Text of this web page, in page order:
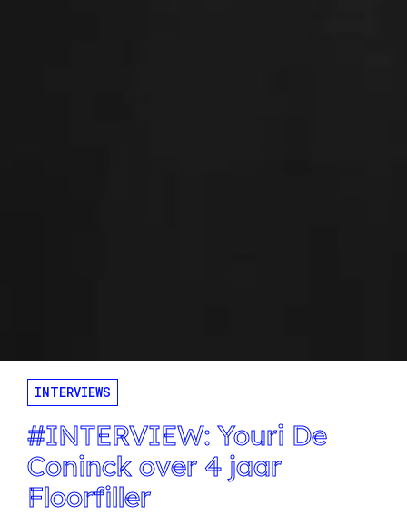
INTERVIEWS
#INTERVIEW: Youri De
Coninck over 4 jaar
Floorfiller